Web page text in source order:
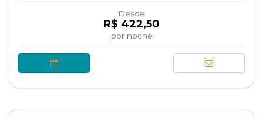
Desde
R$ 422,50
por noche